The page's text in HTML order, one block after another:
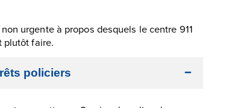
urgente à propos desquels le centre 911
plutôt faire.
policiers